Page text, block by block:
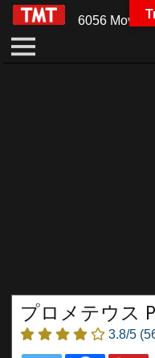
6056 Movies
プロメテウス
3.8/5